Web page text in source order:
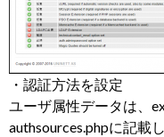
・認証方法を設定
ユーザ属性データは、
authsources.phpに記載